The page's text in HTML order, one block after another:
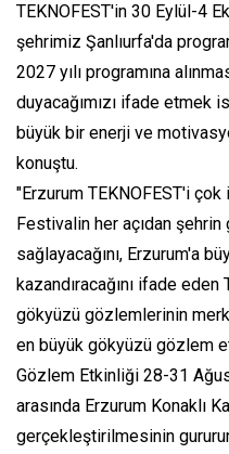
TEKNOFEST'in 30 Eylül-4
şehrimiz Şanlıurfa'da
2027 yılı programına
duyacağımızı ifade etmek
büyük bir enerji ve
konuştu.
"Erzurum TEKNOFEST'i
Festivalin her açıdan
sağlayacağını, Erzurum'a
kazandıracağını ifade
gökyüzü gözlemlerinin
en büyük gökyüzü gözlem
Gözlem Etkinliği 28-31
arasında Erzurum Konaklı
gerçekleştirilmesinin